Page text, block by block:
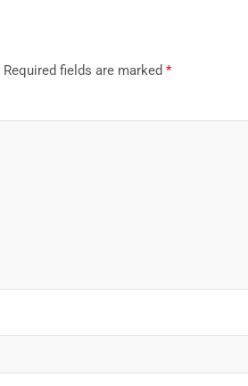
Required fields are marked *